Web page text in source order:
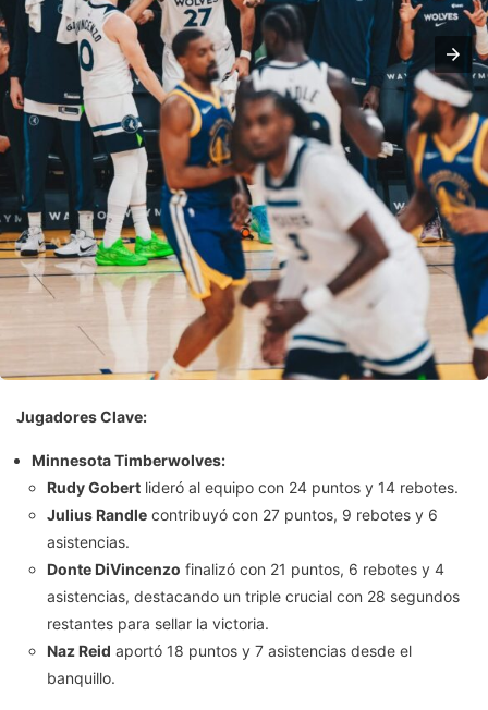
Jugadores Clave:
Minnesota Timberwolves:
Rudy Gobert lideró al equipo con 24 puntos y 14 rebotes.
Julius Randle contribuyó con 27 puntos, 9 rebotes y 6
asistencias.
Donte DiVincenzo finalizó con 21 puntos, 6 rebotes y 4
asistencias, destacando un triple crucial con 28 segundos
restantes para sellar la victoria.
Naz Reid aportó 18 puntos y 7 asistencias desde el
banquillo.